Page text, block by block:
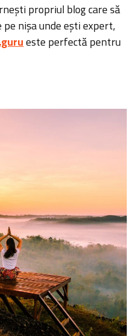
propriul blog care să
nișa unde ești expert,
.gurueste perfectă pentru